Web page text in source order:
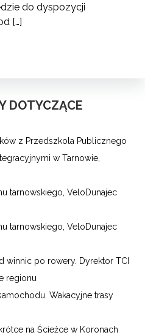
do dyspozycji
[…]
DOTYCZĄCE
z Przedszkola Publicznego
w Tarnowie,
tarnowskiego, VeloDunajec
tarnowskiego, VeloDunajec
winnic po rowery. Dyrektor TCI
regionu
Wakacyjne trasy
na Ścieżce w Koronach